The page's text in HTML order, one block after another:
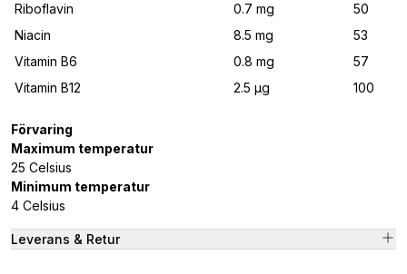
Riboflavin
0.7 mg
50
Niacin
8.5 mg
53
Vitamin B6
0.8 mg
57
Vitamin B12
2.5 μg 100
Förvaring
Maximum temperatur
25 Celsius
Minimum temperatur
4 Celsius
Leverans & Retur